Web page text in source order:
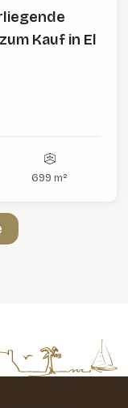
Kauf in El
699 m²